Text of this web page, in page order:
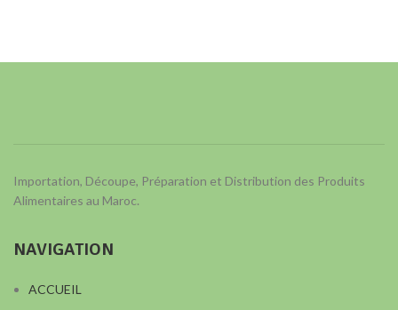
Importation, Découpe, Préparation et Distribution des Produits
Alimentaires au Maroc.
NAVIGATION
ACCUEIL